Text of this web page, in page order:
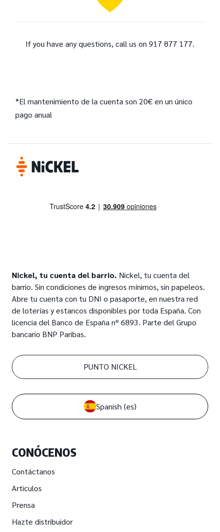
If you have any questions, call us on 917 877 177.
*El mantenimiento de la cuenta son 20€ en un único
pago anual
Nickel, tu cuenta del barrio. Nickel, tu cuenta del
barrio. Sin condiciones de ingresos mínimos, sin papeleos.
Abre tu cuenta con tu DNI o pasaporte, en nuestra red
de loterías y estancos disponibles por toda España. Con
licencia del Banco de España nº 6893. Parte del Grupo
bancario BNP Paribas.
CONÓCENOS
Contáctanos
Articulos
Prensa
Hazte distribuidor
PUNTO NICKEL
Spanish (es)